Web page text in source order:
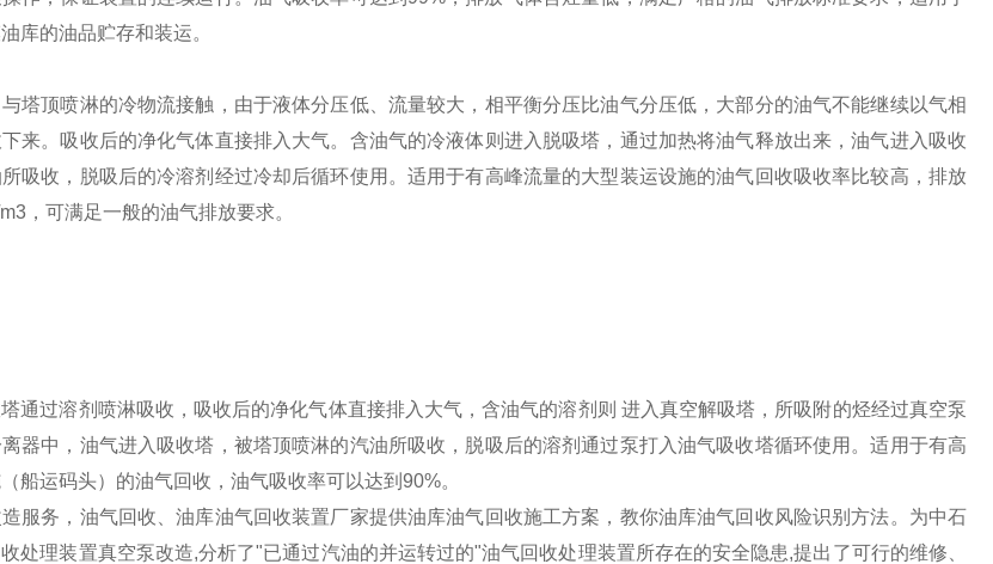
库的油品贮存和装运。
顶喷淋的冷物流接触，由于液体分压低、流量较大，相平衡分压比油气分压低，大部分的油气不能继续以气相
来。吸收后的净化气体直接排入大气。含油气的冷液体则进入脱吸塔，通过加热将油气释放出来，油气进入吸收
吸收，脱吸后的冷溶剂经过冷却后循环使用。适用于有高峰流量的大型装运设施的油气回收吸收率比较高，排放
，可满足一般的油气排放要求。
过溶剂喷淋吸收，吸收后的净化气体直接排入大气，含油气的溶剂则 进入真空解吸塔，所吸附的烃经过真空泵
器中，油气进入吸收塔，被塔顶喷淋的汽油所吸收，脱吸后的溶剂通过泵打入油气吸收塔循环使用。适用于有高
船运码头）的油气回收，油气吸收率可以达到90%。
服务，油气回收、油库油气回收装置厂家提供油库油气回收施工方案，教你油库油气回收风险识别方法。为中石
处理装置真空泵改造,分析了"已通过汽油的并运转过的"油气回收处理装置所存在的安全隐患,提出了可行的维修、